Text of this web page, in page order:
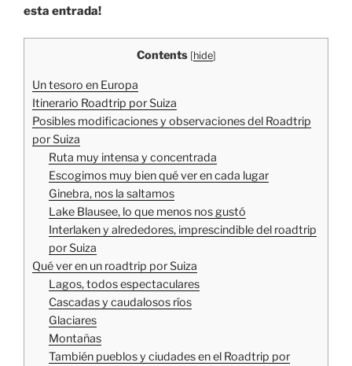
esta entrada!
Contents [hide]
Un tesoro en Europa
Itinerario Roadtrip por Suiza
Posibles modificaciones y observaciones del Roadtrip
por Suiza
Ruta muy intensa y concentrada
Escogimos muy bien qué ver en cada lugar
Ginebra, nos la saltamos
Lake Blausee, lo que menos nos gustó
Interlaken y alrededores, imprescindible del roadtrip
por Suiza
Qué ver en un roadtrip por Suiza
Lagos, todos espectaculares
Cascadas y caudalosos ríos
Glaciares
Montañas
También pueblos y ciudades en el Roadtrip por